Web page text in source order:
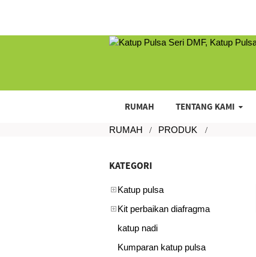
RUMAH TENTANG KAMI
RUMAH PRODUK
KATEGORI
Katup pulsa
Kit perbaikan diafragma
katup nadi
Kumparan katup pulsa